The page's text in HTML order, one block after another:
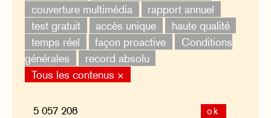
couverture multimédia
rapport annuel
test gratuit
accès unique
haute qualité
temps réel
façon proactive
Conditions
générales
record absolu
Tous les contenus ×
ok